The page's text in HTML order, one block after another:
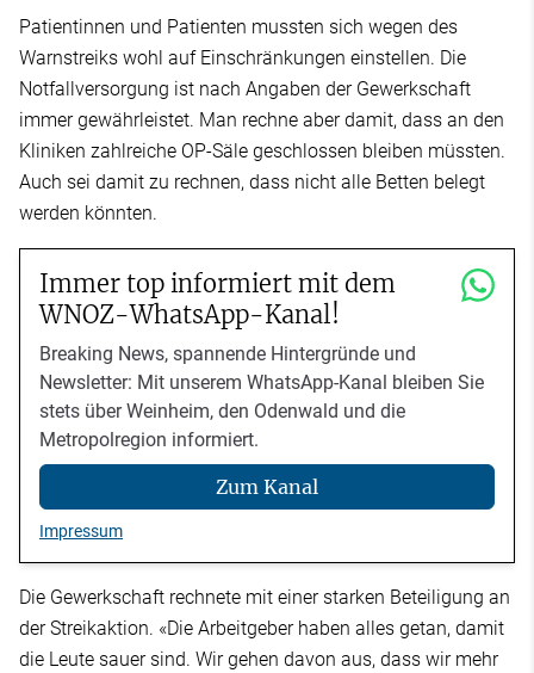
Patientinnen und Patienten mussten sich wegen des
Warnstreiks wohl auf Einschränkungen einstellen. Die
Notfallversorgung ist nach Angaben der Gewerkschaft
immer gewährleistet. Man rechne aber damit, dass an den
Kliniken zahlreiche OP-Säle geschlossen bleiben müssten.
Auch sei damit zu rechnen, dass nicht alle Betten belegt
werden könnten.
Immer top informiert mit dem
WNOZ-WhatsApp-Kanal!
Breaking News, spannende Hintergründe und
Newsletter: Mit unserem WhatsApp-Kanal bleiben Sie
stets über Weinheim, den Odenwald und die
Metropolregion informiert.
Zum Kanal
Impressum
Die Gewerkschaft rechnete mit einer starken Beteiligung an
der Streikaktion. «Die Arbeitgeber haben alles getan, damit
die Leute sauer sind. Wir gehen davon aus, dass wir mehr